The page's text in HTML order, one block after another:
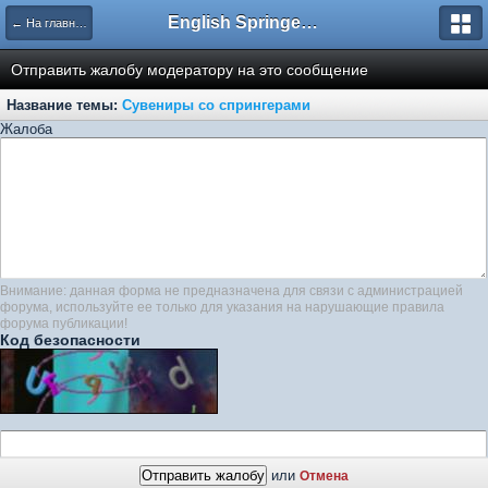
← На главную English Springer Spaniel Club
Отправить жалобу модератору на это сообщение
Название темы: Сувениры со спрингерами
Жалоба
Внимание: данная форма не предназначена для связи с администрацией
форума, используйте ее только для указания на нарушающие правила
форума публикации!
Код безопасности
или Отмена